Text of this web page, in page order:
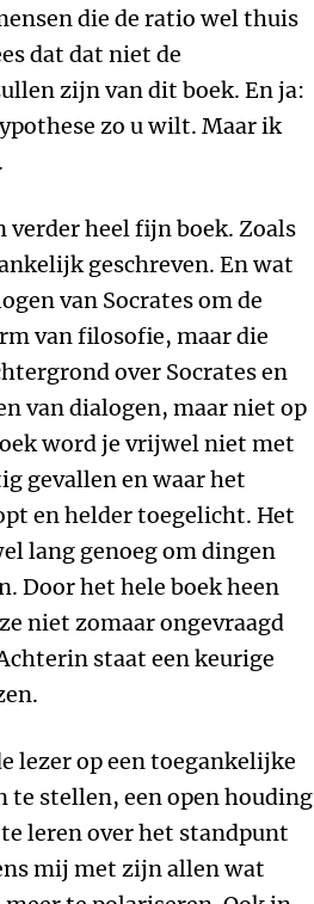
die de ratio wel thuis
dat dat niet de
zijn van dit boek. En ja:
zo u wilt. Maar ik
heel fijn boek. Zoals
geschreven. En wat
van Socrates om de
van filosofie, maar die
over Socrates en
van dialogen, maar niet op
word je vrijwel niet met
gevallen en waar het
en helder toegelicht. Het
lang genoeg om dingen
Door het hele boek heen
niet zomaar ongevraagd
staat een keurige
lezer op een toegankelijke
stellen, een open houding
leren over het standpunt
mij met zijn allen wat